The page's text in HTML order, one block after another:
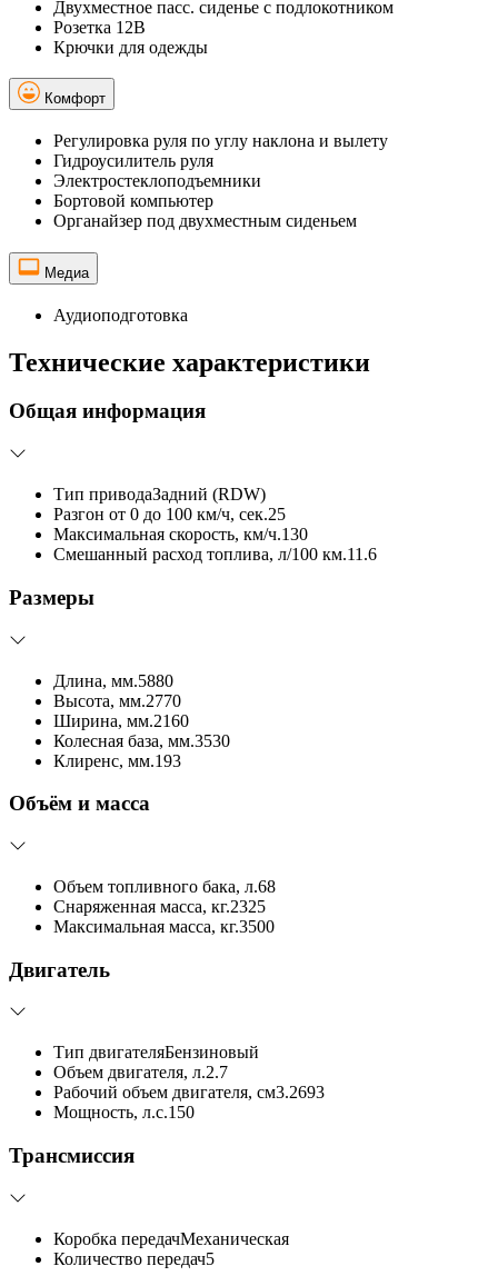
Двухместное пасс. сиденье с подлокотником
Розетка 12В
Крючки для одежды
Комфорт
Регулировка руля по углу наклона и вылету
Гидроусилитель руля
Электростеклоподъемники
Бортовой компьютер
Органайзер под двухместным сиденьем
Медиа
Аудиоподготовка
Технические характеристики
Общая информация
Тип приводаЗадний (RDW)
Разгон от 0 до 100 км/ч, сек.25
Максимальная скорость, км/ч.130
Смешанный расход топлива, л/100 км.11.6
Размеры
Длина, мм.5880
Высота, мм.2770
Ширина, мм.2160
Колесная база, мм.3530
Клиренс, мм.193
Объём и масса
Объем топливного бака, л.68
Снаряженная масса, кг.2325
Максимальная масса, кг.3500
Двигатель
Тип двигателяБензиновый
Объем двигателя, л.2.7
Рабочий объем двигателя, см3.2693
Мощность, л.с.150
Трансмиссия
Коробка передачМеханическая
Количество передач5